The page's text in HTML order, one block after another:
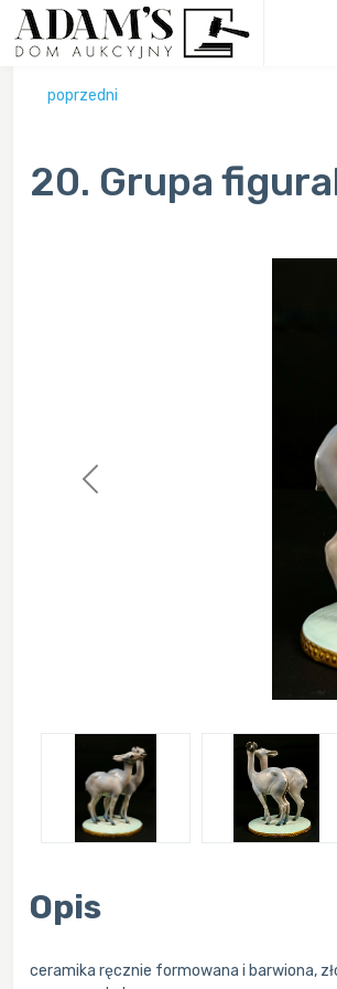
poprzedni
20. Grupa
Previous
Opis
ceramika ręcznie formowana i barwiona,